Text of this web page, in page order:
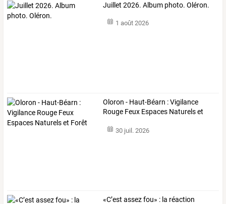
Juillet 2026. Album photo. Oléron.
1 août 2026
Oloron - Haut-Béarn : Vigilance
Rouge Feux Espaces Naturels et
30 juil. 2026
«C’est assezfou» : la réaction